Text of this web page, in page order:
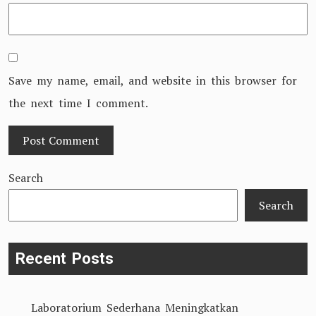
Save my name, email, and website in this browser for
the next time I comment.
Search
Search
Recent Posts
Laboratorium Sederhana Meningkatkan